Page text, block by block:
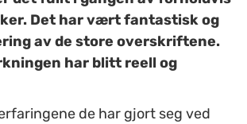
Det har vært fantastisk og
av de store overskriftene.
har blitt reell og
de har gjort seg ved